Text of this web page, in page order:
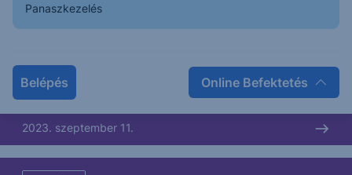
Panaszkezelés
Belépés Online Befektetés
Úgy tűnik, hogy megszületett a vezető a magyar
ráadásul – jóindulattal, s nem túl...
2023. szeptember 11.